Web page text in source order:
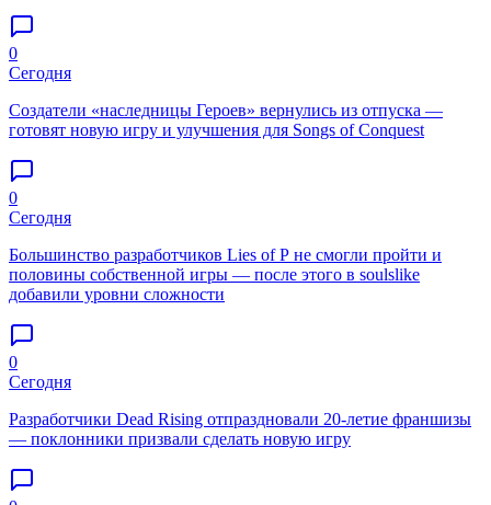
0
Сегодня
Создатели «наследницы Героев» вернулись из отпуска —
готовят новую игру и улучшения для Songs of Conquest
0
Сегодня
Большинство разработчиков Lies of P не смогли пройти и
половины собственной игры — после этого в soulslike
добавили уровни сложности
0
Сегодня
Разработчики Dead Rising отпраздновали 20-летие франшизы
— поклонники призвали сделать новую игру